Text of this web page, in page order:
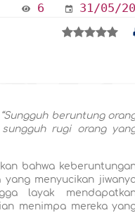
6 31/05/
“Sungguh beruntung
rugi orang
bahwa
menyucikan
layak
menimpa mereka